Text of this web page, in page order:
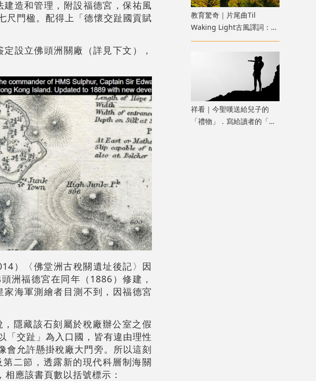
建造和管理，附設福德宮，保祐風
尺門楹。配得上「德懷交趾國貢賦
設立佛頭洲關廠（詳見下文），
）〈佛堂洲古稅關遺址後記〉因
洲福德宮在同年（1886）修建，
海軍測繪者目測不到，因福德宮
隱藏該石刻屬於稅廠辦公室之假
「交趾」為入口國，皆有違由理性
會允許懸掛稅廠大門旁。所以這刻
第二節，透露新的現代科層制海關
應該書頁數以括號標示：
教育驚奇｜片尾曲Til
Waking Light古風譯詞：
《寂靜的朋友》雜談七
祥看｜今聖嘆送給兒子的
「禮物」．寫給讀者的「故